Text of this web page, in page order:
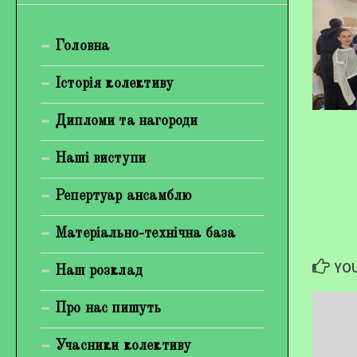
Гірієнко Ірина Михайлівна
Галерея
Відеогалерея
Фотогалерея
Головна
Історія колективу
Дипломи та нагороди
Наші виступи
Репертуар ансамблю
Матеріально-технічна база
Наш розклад
Про нас пишуть
Учасники колективу